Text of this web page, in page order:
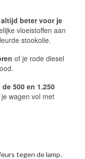
beter voor je
vloeistoffen aan
stookolie.
of je rode diesel
500 en 1.250
wagen vol met
tegen de lamp.